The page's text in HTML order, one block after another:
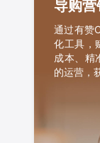
导购营
通过有赞
化工具，
成本、精
的运营，